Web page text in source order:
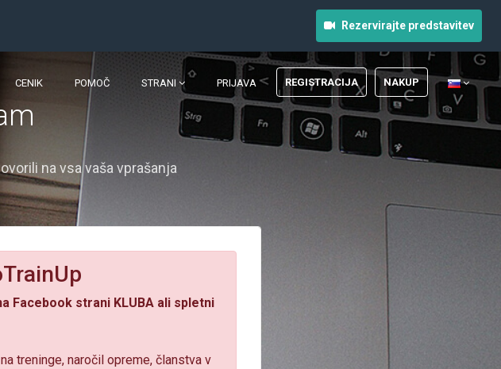
Rezervirajte predstavitev
CENIK POMOČ STRANI PRIJAVA REGISTRACIJA NAKUP
na vsa vaša vprašanja
Facebook strani KLUBA ali spletni
treninge, naročil opreme, članstva v